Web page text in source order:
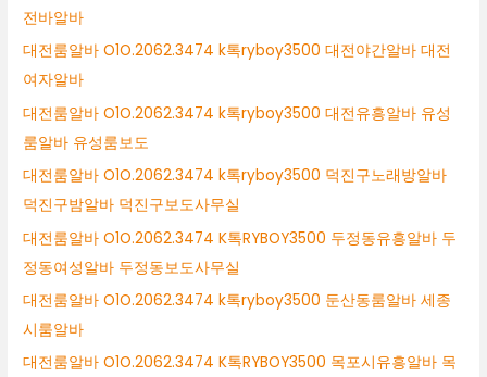
전바알바
대전룸알바 O1O.2062.3474 k톡ryboy3500 대전야간알바 대전
여자알바
대전룸알바 O1O.2062.3474 k톡ryboy3500 대전유흥알바 유성
룸알바 유성룸보도
대전룸알바 O1O.2062.3474 k톡ryboy3500 덕진구노래방알바
덕진구밤알바 덕진구보도사무실
대전룸알바 O1O.2062.3474 K톡RYBOY3500 두정동유흥알바 두
정동여성알바 두정동보도사무실
대전룸알바 O1O.2062.3474 k톡ryboy3500 둔산동룸알바 세종
시룸알바
대전룸알바 O1O.2062.3474 K톡RYBOY3500 목포시유흥알바 목